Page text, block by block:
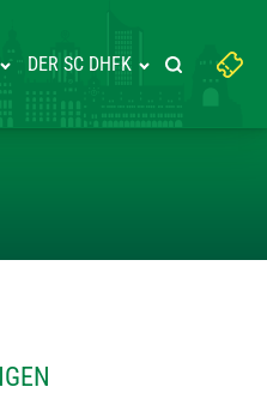
DER SC DHFK
Suchbegriff
eingeben:
Suche